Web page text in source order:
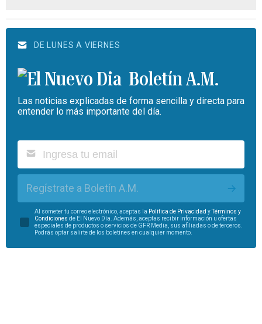
DE LUNES A VIERNES
Boletín A.M.
Las noticias explicadas de forma sencilla y directa para
entender lo más importante del día.
Regístrate a Boletín A.M.
Al someter tu correo electrónico, aceptas la Política de Privacidad yTérminos y
Condiciones de El Nuevo Día. Además, aceptas recibir información u ofertas
especiales de productos o servicios de GFR Media, sus afiliadas o de terceros.
Podrás optar salirte de los boletines en cualquier momento.